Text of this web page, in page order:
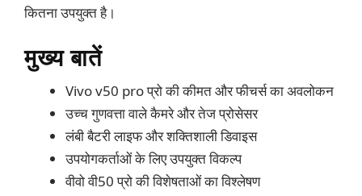
कितना उपयुक्त है।
मुख्य बातें
Vivo v50 pro प्रो की कीमत और फीचर्स का अवलोकन
उच्च गुणवत्ता वाले कैमरे और तेज प्रोसेसर
लंबी बैटरी लाइफ और शक्तिशाली डिवाइस
उपयोगकर्ताओं के लिए उपयुक्त विकल्प
वीवो वी50 प्रो की विशेषताओं का विश्लेषण